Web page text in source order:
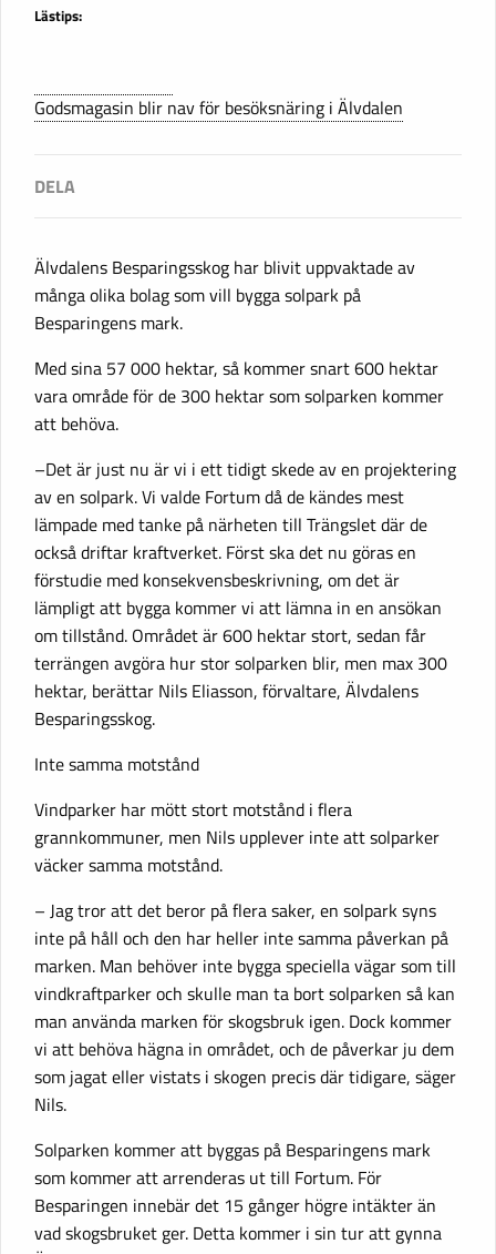
Lästips:
Godsmagasin blir nav för besöksnäring i Älvdalen
Älvdalens Besparingsskog har blivit uppvaktade av
många olika bolag som vill bygga solpark på
Besparingens mark.
Med sina 57 000 hektar, så kommer snart 600 hektar
vara område för de 300 hektar som solparken kommer
att behöva.
–Det är just nu är vi i ett tidigt skede av en projektering
av en solpark. Vi valde Fortum då de kändes mest
lämpade med tanke på närheten till Trängslet där de
också driftar kraftverket. Först ska det nu göras en
förstudie med konsekvensbeskrivning, om det är
lämpligt att bygga kommer vi att lämna in en ansökan
om tillstånd. Området är 600 hektar stort, sedan får
terrängen avgöra hur stor solparken blir, men max 300
hektar, berättar Nils Eliasson, förvaltare, Älvdalens
Besparingsskog.
Inte samma motstånd
Vindparker har mött stort motstånd i flera
grannkommuner, men Nils upplever inte att solparker
väcker samma motstånd.
– Jag tror att det beror på flera saker, en solpark syns
inte på håll och den har heller inte samma påverkan på
marken. Man behöver inte bygga speciella vägar som till
vindkraftparker och skulle man ta bort solparken så kan
man använda marken för skogsbruk igen. Dock kommer
vi att behöva hägna in området, och de påverkar ju dem
som jagat eller vistats i skogen precis där tidigare, säger
Nils.
Solparken kommer att byggas på Besparingens mark
som kommer att arrenderas ut till Fortum. För
Besparingen innebär det 15 gånger högre intäkter än
vad skogsbruket ger. Detta kommer i sin tur att gynna